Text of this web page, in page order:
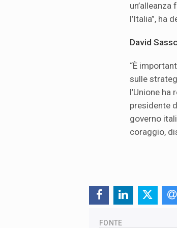
l’Italia”, ha
David
“È
sulle
l’Unione
presidente
governo
coraggio,
FONTE